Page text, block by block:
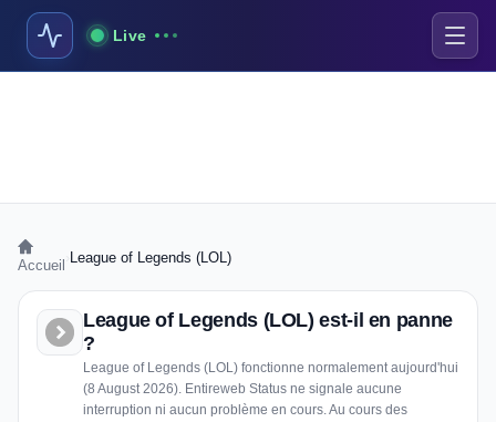
Live
Accueil League of Legends (LOL)
League of Legends (LOL) est-il en panne
?
League of Legends (LOL) fonctionne normalement aujourd'hui
(8 August 2026). Entireweb Status ne signale aucune
interruption ni aucun problème en cours. Au cours des